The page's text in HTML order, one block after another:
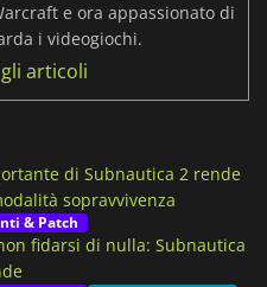
e ora appassionato di
i videogiochi.
articoli
di Subnautica 2 rende
sopravvivenza
& Patch
fidarsi di nulla: Subnautica